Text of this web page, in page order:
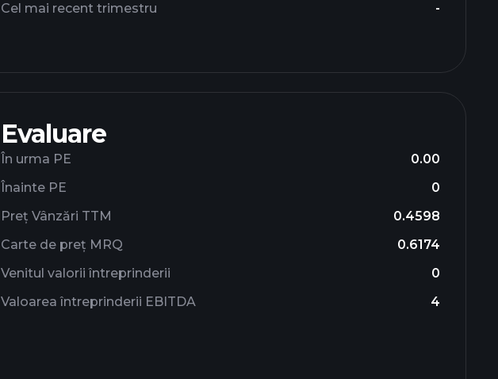
Cel mai recent trimestru
-
Evaluare
În urma PE
0.00
Înainte PE
0
Preț Vânzări TTM
0.4598
Carte de preț MRQ
0.6174
Venitul valorii întreprinderii
0
Valoarea întreprinderii EBITDA
4